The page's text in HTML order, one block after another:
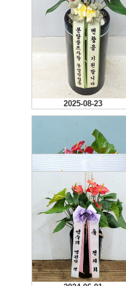
2025-09-12
예쁜 화분 빠른 배송 감사
드립니다.
2025-08-23